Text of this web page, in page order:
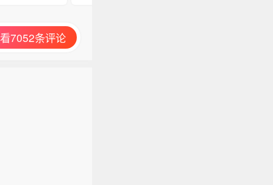
7052条评论